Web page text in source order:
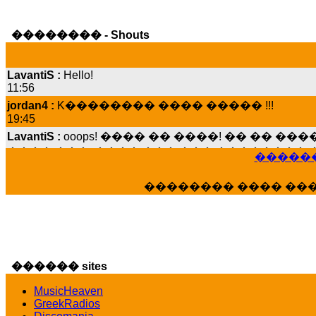
�������� - Shouts
11:56
jordan4 :
19:45
LavantiS :
���� ���; ���� ��� ��� ��������
15:07
veronica :E���� 2012 ��� ����� ���
16:39
veronica :[URL] ���� ���;
�������� ����
������ sites
MusicHeaven
GreekRadios